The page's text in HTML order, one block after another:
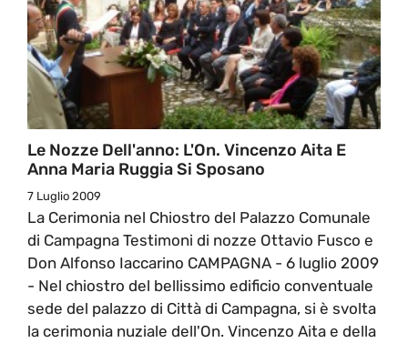
Le Nozze Dell'anno: L'On. Vincenzo Aita E
Anna Maria Ruggia Si Sposano
7 Luglio 2009
La Cerimonia nel Chiostro del Palazzo Comunale
di Campagna Testimoni di nozze Ottavio Fusco e
Don Alfonso Iaccarino CAMPAGNA - 6 luglio 2009
- Nel chiostro del bellissimo edificio conventuale
sede del palazzo di Città di Campagna, si è svolta
la cerimonia nuziale dell'On. Vincenzo Aita e della